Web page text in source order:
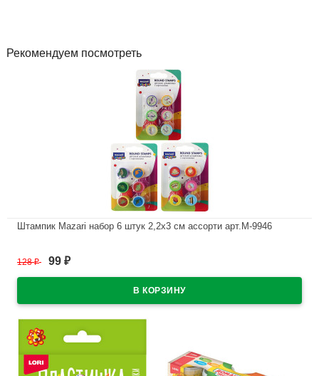
Рекомендуем посмотреть
Штампик Mazari набор 6 штук 2,2х3 см ассорти арт.M-9946
128₽ 99 ₽